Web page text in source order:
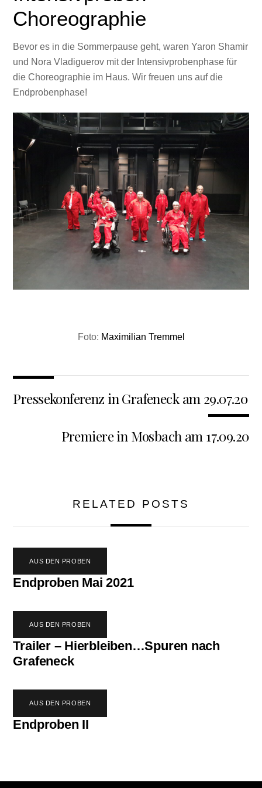
Choreographie
Bevor es in die Sommerpause geht, waren Yaron Shamir
und Nora Vladiguerov mit der Intensivprobenphase für
die Choreographie im Haus. Wir freuen uns auf die
Endprobenphase!
Foto: Maximilian Tremmel
Pressekonferenz in Grafeneck am 29.07.20
Premiere in Mosbach am 17.09.20
RELATED POSTS
AUS DEN PROBEN
Endproben Mai 2021
AUS DEN PROBEN
Trailer – Hierbleiben…Spuren nach
Grafeneck
AUS DEN PROBEN
Endproben II